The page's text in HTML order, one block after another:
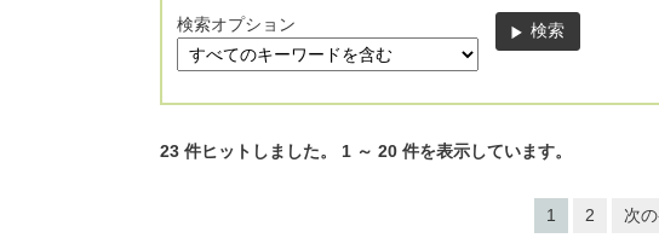
検索オプション
23 件ヒットしました。 1 ～ 20 件を表示しています。
1 2 次